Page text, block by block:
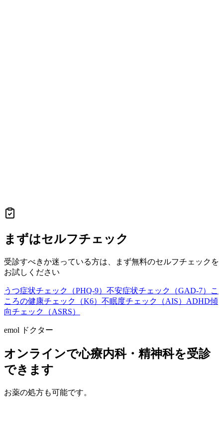
まずはセルフチェック
受診すべきか迷っている方は、まず無料のセルフチェックを
お試しください
うつ症状チェック（PHQ-9） 不安症状チェック（GAD-7）
こ
ころの健康チェック（K6） 不眠度チェック（AIS） ADHD傾
向チェック（ASRS）
emol ドクター
オンラインで心療内科・精神科を受診
できます
お薬の処方も可能です。